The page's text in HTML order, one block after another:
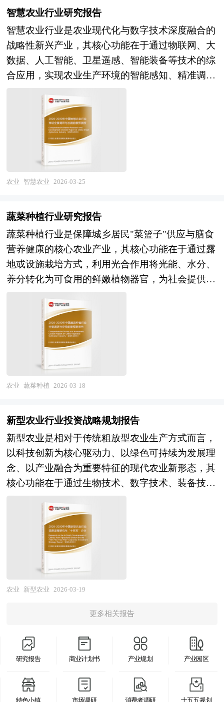
水产养殖行业的供需状况、发展现状、子行业发展
变化等进行了分析，重点分析了国内外水产养殖行
业的发展现状、如何面对行业的发展挑战、行业的
发展建议、行业竞争力，以及行业的投资分析和趋
势预测等等。报告还综合了水产养殖行业的整体发
展动态，对行业在产品方面提供了参考建议和具体
解决办法。报告对于水产养殖产品生产企业、经销
商、行业管理部门以及拟进入该行业的投资者具有
重要的参考价值，对于研究我国水产养殖行业发展
规律、提高企业的运营效率、促进企业的发展壮大
有学术和实践的双重意义。
前期对项目科学地调研、分析、搜集与整理有关资
料的基础上，根据一定的格式和内容的具体要求而
编辑整理的一个向投资商及其他相关人员全面展示
公司和项目目前状况、未来发展潜力的书面材料。
商业计划书是包括项目筹融资、战略规划等经营活
动的蓝图与指南，也是企业的行动纲领和执行方
案。 商业计划书是一份全方位描述企业发展的文
件，是企业经营者素质的体现，是企业拥有良好融
资能力、实现跨式发展的重要条件之一。一份好的
商业计划书是获得贷款和投资的关键。如何吸引投
资者、特别是风险投资家参与创业者的投资项目，
这时一份高品质且内容丰富的商业计划书，将会使
对项目有信心，有热情，动员促成投资者参与该项
目，最终达到为项目筹集资金的作用。 商业计划
书是争取风险投资的敲门砖。投资者每天会接收到
很多商业计划书，商业计划书的质量和专业性就成
为了企业需求投资的关键点。企业家在争取获得风
等大事。一份完备的商业计划书，不仅是企业能否
成功融资的关键因素，同时也是企业发展的核心管
理工具。作为中国最早的投融资策划专业公司之
一，中研普华具有：一流专家团队、丰富编制经
验、数百个可查询案例、国际规范、质量超值。
《2026-2030年新型农业项目商业计划书》由中研
依据了国家统计局、国家商务部、国家海关总署、
新型农业相关行业协会、中国行业研究网的基础信
息，对我国新型农业行业的供给与需求状况、市场
格局与分布等多方面进行了分析，并紧密结合项目
情况对新型农业项目未来发展前景进行了研判。本
式、运营规划、财务预计等方面的内容完美地展现
给投资者，最大限度提升您的公司/项目价值，确
保您的商业计划处于同行领先水平，将是您成功融
资的敲门砖。我们策划制作的商业计划书在投资商
与金融机构的慎审下确保您的项目计划处于同行领
先水平，是您成功融资立项的先决要素。
局、国家商务部、国家财政部、中国证券监督管理
委员会、中国风险投资协会、中国风险投资研究
院、深圳创业投资同业公会、北京创业投资协会、
上海创业投资行业协会、猫粮行业相关协会、中国
行业研究网、国内外相关刊物的基础信息以及各省
行业风险投资现状、国际化进程与外资进入、融资
渠道、如何运作风险投资、退出机制及发展趋势等
进行了系统的分析，并重点分析了猫粮行业风险投
资的主要现存问题、相应对策以及新形势下面临的
机遇与挑战和企业的应对策略等。是风险投资公
司、研究机构及猫粮行业相关企业准确了解目前猫
敏感性高、疫病风险突出、周期性波动显著等典型
及"双碳"目标推进，水产养殖已从传统的产量扩张
模式向生态健康养殖、智慧精准养殖及全产业链高
值化方向深度转型，其产业价值正从初级农产品供
给向食品安全保障、生态修复服务及碳汇功能实现
多元延伸。 当前中国水产养殖产业正处于从"粗放
增长"向"绿色发展"转型、从"近岸密集"向"深远海
拓展"升级的关键攻坚期。经过多年发展，我国已
成为全球最大的水产养殖国，养殖产量占世界总产
量六成以上，在草鱼、鲢鳙等大宗淡水鱼及对虾、
海带等海水养殖品种方面形成规模优势，部分企业
在工厂化循环水养殖、深远海养殖装备及生物饵料
态渔业等绿色养殖模式快速推广，水产种业振兴行
动全面启动。展望"十五五"时期，中国水产养殖行
业将迎来大食物观深化与海洋强国建设共振的战略
机遇。技术演进维度，基于多组学的分子育种技
术、智能感知与精准投喂系统、以及深远海养殖工
赖"向"数据智能驱动"范式变革；空间拓展维度，
随着专属经济区及深远海养殖政策完善，重力式网
箱、桁架类网箱及养殖工船等装备的大型化、智能
化升级将加速，拓展蓝色粮仓新空间；绿色发展维
度，养殖尾水生态化处理、稻渔综合种养扩面提质
及碳汇渔业方法学开发，将重塑产业生态足迹与可
地位，从"卖原料"向"卖产品""卖品牌"转型；种业
振兴维度，水产核心种源自主可控率提升与良种覆
盖率扩大，将夯实产业高质量发展基础。 本研究
咨询报告由中研普华咨询公司领衔撰写，在大量周
密的市场调研基础上，主要依据了国家统计局、国
家商务部、国家发改委、国家经济信息中心、国务
院发展研究中心、国家海关总署、全国商业信息中
心、中国经济景气监测中心、中国行业研究网、全
国及海外相关报刊杂志的基础信息以及水产养殖行
业研究单位等公布和提供的大量资料。报告对我国
水产养殖行业的供需状况、发展现状、子行业发展
变化等进行了分析，重点分析了国内外水产养殖行
势预测等等。报告还综合了水产养殖行业的整体发
展动态，对行业在产品方面提供了参考建议和具体
商、行业管理部门以及拟进入该行业的投资者具有
重要的参考价值，对于研究我国水产养殖行业发展
智慧农业行业研究报告
智慧农业行业是农业现代化与数字技术深度融合的
战略性新兴产业，其核心功能在于通过物联网、大
数据、人工智能、卫星遥感、智能装备等技术的综
合应用，实现农业生产环境的智能感知、精准调控
利用率，推动农业从经验依赖向数据驱动、从粗放
经营向精准管理转型，保障国家粮食安全与农产品
有效供给。从产业范畴来看，智慧农业行业涵盖上
游感知与传输层（农业传感器、无人机、卫星遥
感、农业物联网网关），中游平台与决策层（农业
大数据平台、智能决策系统、农业AI模型、数字孪
准灌溉、变量施肥施药、智能温室、农业机器人、
为精准种植、智慧畜牧、智能水产、智慧农机及农
产品流通数字化，按照技术层级则形成数字化监
测、网络化传输、智能化决策与自动化执行等递进
体系。随着乡村振兴战略深入实施与农业强国建设
全面推进，智慧农业正从试点示范向规模化应用转
变，其产业边界不断向农业碳汇、食品大数据、农
村电商等新兴领域延伸。 当前，中国智慧农业正
处于技术落地加速与商业模式探索的关键成长期。
经过多年的政策扶持与科技投入，我国在农业物联
网、农机自动驾驶、无人机植保、智能温室等领域
已形成一定产业基础，部分龙头企业与科技企业在
据平台建设与遥感监测网络初步成型，智慧农业应
用场景不断丰富。未来，中国智慧农业将在"农业
强国"战略与"数字乡村建设"的双重驱动下，进入
规模化应用与生态繁荣的新阶段。从市场前景看，
高标准农田建设与设施农业扩张释放智能装备需
代，粮食安全战略与品质农业需求拉动精准农业普
及，农业碳汇监测与绿色农业发展创造新增长点，
预计行业将保持高速增长，从"技术导入期"向"产
业成长期"跨越。产业格局层面，具备核心装备技
术、农业数据运营能力、平台生态构建能力及农服
网络覆盖的头部企业将确立主导地位，行业集中度
果）、特定环节（种植、养殖、加工）或特定技术
（农机、农资、互联网、金融、保险）催生新型智
慧农业服务商，而技术脱离实际、商业模式不清、
告由中研普华咨询公司领衔撰写，在大量周密的市
农业 智慧农业 2026-03-25
蔬菜种植行业研究报告
蔬菜种植行业是保障城乡居民"菜篮子"供应与膳食
营养健康的核心农业产业，其核心功能在于通过露
地或设施栽培方式，利用光合作用将光能、水分、
养分转化为可食用的鲜嫩植物器官，为社会提供富
业范畴来看，蔬菜种植行业涵盖种子种苗繁育、耕
地整理与土壤培肥、设施装备配置、栽培管理、采
后处理（预冷、分级、包装）、冷链物流及品牌营
销等完整产业链条。按照栽培方式可分为露地蔬菜
与设施蔬菜（日光温室、塑料大棚、连栋温室
等），按照产品形态则形成叶菜类、茄果类、瓜
着消费升级与农业现代化进程加速，蔬菜种植正从
型，其产业边界不断向预制菜原料供应、休闲观光
农业、社区支持农业（CSA）及农业碳汇等新兴领
域延伸。 当前，中国蔬菜种植行业正处于生产方
式变革与产业组织重构的关键转型期。经过多年
的"菜篮子"工程建设与设施农业扩张，我国已成为
全球最大的蔬菜生产国与消费国，设施蔬菜面积稳
居世界首位，南菜北运、西菜东调的大流通格局基
本形成，周年均衡供应能力显著增强。未来，中国
蔬菜种植行业将在"稳产保供、提质增效"的政策基
调下，进入现代化转型的攻坚阶段。从市场前景
看，人口城镇化持续推进与居民膳食结构优化将拉
动蔬菜消费总量稳步增长，净菜、鲜切菜、功能型
一路"沿线国家及RCEP区域市场的出口空间有望拓
展；从区域布局看，设施蔬菜将向优势产区集聚，
南冬春等各具特色的产业带，与大城市周边"菜篮
子"保障基地形成互补。产业组织层面，家庭农
农业 蔬菜种植 2026-03-18
新型农业行业投资战略规划报告
新型农业是相对于传统粗放型农业生产方式而言，
以科技创新为核心驱动力、以绿色可持续为发展理
念、以产业融合为重要特征的现代农业新形态，其
核心功能在于通过生物技术、数字技术、装备技术
约化与生态化，全面提升土地产出率、劳动生产率
与资源利用率，保障国家粮食安全与重要农产品有
效供给。从产业范畴来看，新型农业涵盖生物育
种、智慧农业、设施农业、循环农业、有机农业、
都市农业、创意农业及农业服务化等多元业态，贯
穿产前（种业创新、智能装备、农业大数据）、产
（冷链物流、农产品加工、品牌营销）的全产业链
为代表的生物农业，以物联网、人工智能、区块链
为支撑的数字农业，以植物工厂、垂直农场为标志
的设施农业，以及以种养结合、废弃物资源化利用
为特征的循环农业等。随着乡村振兴战略的深入实
农业 新型农业 2026-03-19
更多相关报告
研究报告 商业计划书 产业规划 产业园区
特色小镇 市场调研 消费者调研 十五五规划